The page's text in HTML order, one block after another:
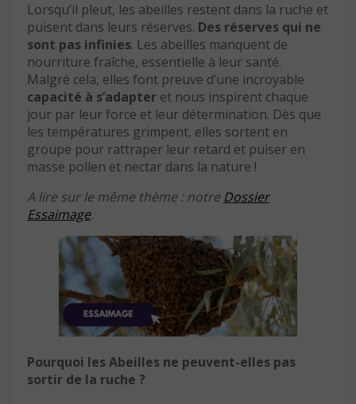
Lorsqu’il pleut, les abeilles restent dans la ruche et
puisent dans leurs réserves. Des réserves qui ne
sont pas infinies. Les abeilles manquent de
nourriture fraîche, essentielle à leur santé.
Malgré cela, elles font preuve d’une incroyable
capacité à s’adapter et nous inspirent chaque
jour par leur force et leur détermination. Dès que
les températures grimpent, elles sortent en
groupe pour rattraper leur retard et puiser en
masse pollen et nectar dans la nature !
A lire sur le même thème : notreDossier
Essaimage.
Pourquoi les Abeilles ne peuvent-elles pas
sortir de la ruche ?